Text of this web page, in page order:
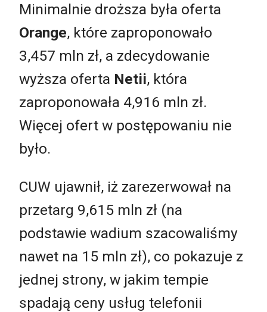
Minimalnie droższa była oferta
Orange, które zaproponowało
3,457 mln zł, a zdecydowanie
wyższa oferta Netii, która
zaproponowała 4,916 mln zł.
Więcej ofert w postępowaniu nie
było.
CUW ujawnił, iż zarezerwował na
przetarg 9,615 mln zł (na
podstawie wadium szacowaliśmy
nawet na 15 mln zł), co pokazuje z
jednej strony, w jakim tempie
spadają ceny usług telefonii